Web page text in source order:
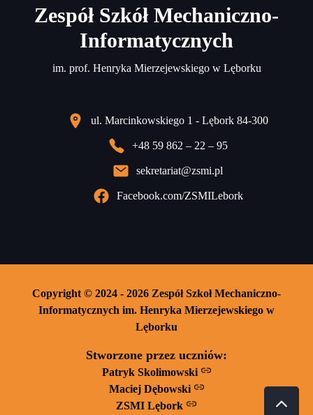
Zespół Szkół Mechaniczno-
Informatycznych
im. prof. Henryka Mierzejewskiego w Lęborku
ul. Marcinkowskiego 1 - Lębork 84-300
+48 59 862 – 22 – 95
sekretariat@zsmi.pl
Facebook.com/ZSMILebork
Copyright © 2024 - 2026 Zespół Szkoł Mechaniczno-
Informatycznych im. Henryka Mierzejewskiego w
Lęborku
Stworzone przez uczniów:
Patryk Skolimowski
Maciej Dębowski
ZSMI Lębork